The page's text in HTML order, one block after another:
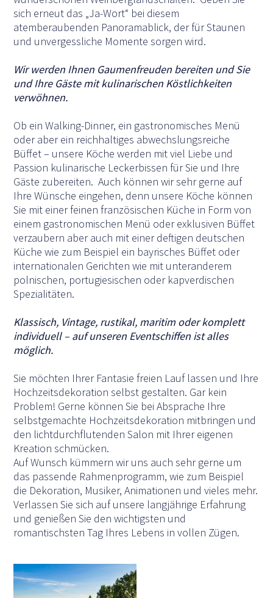
sich erneut das „Ja-Wort“ bei diesem
atemberaubenden Panoramablick, der für Staunen
und unvergessliche Momente sorgen wird.
Wir werden Ihnen Gaumenfreuden bereiten und Sie
und Ihre Gäste mit kulinarischen Köstlichkeiten
verwöhnen.
Ob ein Walking-Dinner, ein gastronomisches Menü
oder aber ein reichhaltiges abwechslungsreiche
Büffet – unsere Köche werden mit viel Liebe und
Passion kulinarische Leckerbissen für Sie und Ihre
Gäste zubereiten. Auch können wir sehr gerne auf
Ihre Wünsche eingehen, denn unsere Köche können
Sie mit einer feinen französischen Küche in Form von
einem gastronomischen Menü oder exklusiven Büffet
verzaubern aber auch mit einer deftigen deutschen
Küche wie zum Beispiel ein bayrisches Büffet oder
internationalen Gerichten wie mit unteranderem
polnischen, portugiesischen oder kapverdischen
Spezialitäten.
Klassisch, Vintage, rustikal, maritim oder komplett
individuell – auf unseren Eventschiffen ist alles
möglich.
Sie möchten Ihrer Fantasie freien Lauf lassen und Ihre
Hochzeitsdekoration selbst gestalten. Gar kein
Problem! Gerne können Sie bei Absprache Ihre
selbstgemachte Hochzeitsdekoration mitbringen und
den lichtdurchflutenden Salon mit Ihrer eigenen
Kreation schmücken.
Auf Wunsch kümmern wir uns auch sehr gerne um
das passende Rahmenprogramm, wie zum Beispiel
die Dekoration, Musiker, Animationen und vieles mehr.
Verlassen Sie sich auf unsere langjährige Erfahrung
und genießen Sie den wichtigsten und
romantischsten Tag Ihres Lebens in vollen Zügen.